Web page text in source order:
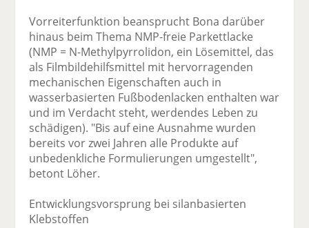
Vorreiterfunktion beansprucht Bona darüber
hinaus beim Thema NMP-freie Parkettlacke
(NMP = N-Methylpyrrolidon, ein Lösemittel, das
als Filmbildehilfsmittel mit hervorragenden
mechanischen Eigenschaften auch in
wasserbasierten Fußbodenlacken enthalten war
und im Verdacht steht, werdendes Leben zu
schädigen). "Bis auf eine Ausnahme wurden
bereits vor zwei Jahren alle Produkte auf
unbedenkliche Formulierungen umgestellt",
betont Löher.
Entwicklungsvorsprung bei silanbasierten
Klebstoffen